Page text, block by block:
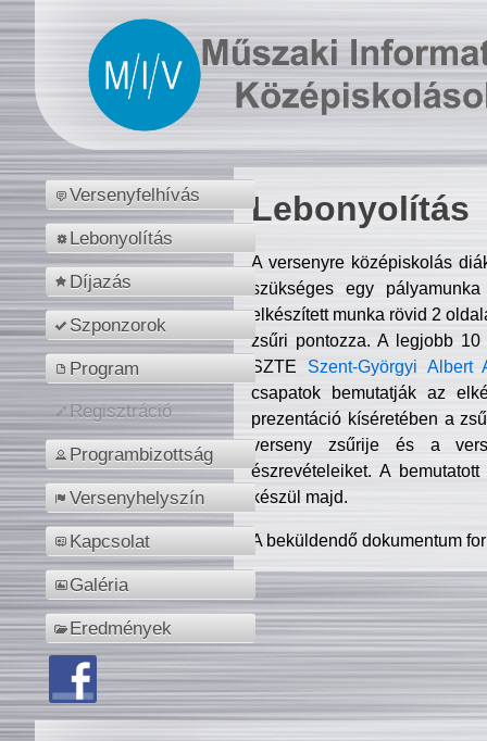
Versenyfelhívás
Lebonyolítás
Díjazás
Szponzorok
Program
Regisztráció
Programbizottság
Versenyhelyszín
Kapcsolat
Galéria
Eredmények
Lebonyolítás
A versenyre középiskolás
szükséges egy
elkészített munka rövid 2
zsűri pontozza. A legjobb
SZTE Szent-Györgyi Albert
csapatok bemutatják az
prezentáció kíséretében a
verseny zsűrije és a
észrevételeiket. A
készül majd.
A beküldendő dokumentum